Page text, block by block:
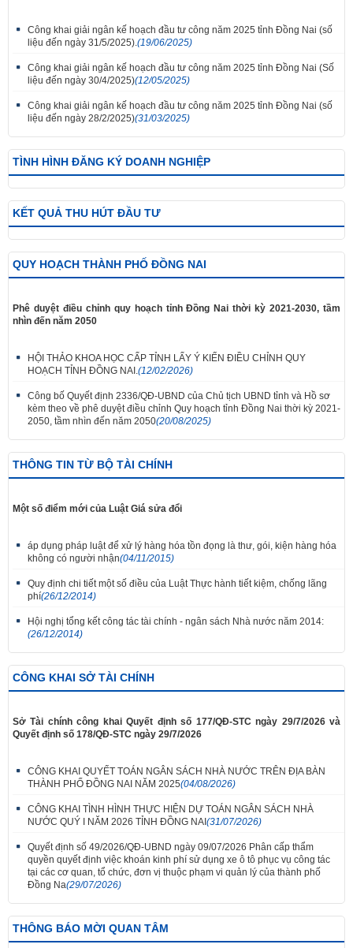
Công khai giải ngân kế hoạch đầu tư công năm 2025 tỉnh Đồng Nai (số
liệu đến ngày 31/5/2025). (19/06/2025)
Công khai giải ngân kế hoạch đầu tư công năm 2025 tỉnh Đồng Nai (Số
liệu đến ngày 30/4/2025)(12/05/2025)
Công khai giải ngân kế hoạch đầu tư công năm 2025 tỉnh Đồng Nai (số
liệu đến ngày 28/2/2025)(31/03/2025)
TÌNH HÌNH ĐĂNG KÝ DOANH NGHIỆP
KẾT QUẢ THU HÚT ĐẦU TƯ
QUY HOẠCH THÀNH PHỐ ĐỒNG NAI
Phê duyệt điều chỉnh quy hoạch tỉnh Đồng Nai thời kỳ 2021-2030, tầm
nhìn đến năm 2050
HỘI THẢO KHOA HỌC CẤP TỈNH LẤY Ý KIẾN ĐIỀU CHỈNH QUY
HOẠCH TỈNH ĐỒNG NAI. (12/02/2026)
Công bố Quyết định 2336/QĐ-UBND của Chủ tịch UBND tỉnh và Hồ sơ
kèm theo về phê duyệt điều chỉnh Quy hoạch tỉnh Đồng Nai thời kỳ 2021-
2050, tầm nhìn đến năm 2050(20/08/2025)
THÔNG TIN TỪ BỘ TÀI CHÍNH
Một số điểm mới của Luật Giá sửa đổi
áp dụng pháp luật để xử lý hàng hóa tồn đọng là thư, gói, kiện hàng hóa
không có người nhận(04/11/2015)
Quy định chi tiết một số điều của Luật Thực hành tiết kiệm, chống lãng
phí(26/12/2014)
Hội nghị tổng kết công tác tài chính - ngân sách Nhà nước năm 2014:
(26/12/2014)
CÔNG KHAI SỞ TÀI CHÍNH
Sở Tài chính công khai Quyết định số 177/QĐ-STC ngày 29/7/2026 và
Quyết định số 178/QĐ-STC ngày 29/7/2026
CÔNG KHAI QUYẾT TOÁN NGÂN SÁCH NHÀ NƯỚC TRÊN ĐỊA BÀN
THÀNH PHỐ ĐỒNG NAI NĂM 2025(04/08/2026)
CÔNG KHAI TÌNH HÌNH THỰC HIỆN DỰ TOÁN NGÂN SÁCH NHÀ
NƯỚC QUÝ I NĂM 2026 TỈNH ĐỒNG NAI(31/07/2026)
Quyết định số 49/2026/QĐ-UBND ngày 09/07/2026 Phân cấp thẩm
quyền quyết định việc khoán kinh phí sử dụng xe ô tô phục vụ công tác
tại các cơ quan, tổ chức, đơn vị thuộc phạm vi quản lý của thành phố
Đồng Na(29/07/2026)
THÔNG BÁO MỜI QUAN TÂM